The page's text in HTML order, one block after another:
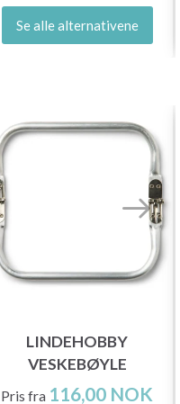
Se alle alternativene
LINDEHOBBY
VESKEBØYLE
Pris fra 116,00 NOK